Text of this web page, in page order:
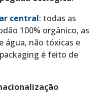
central: todas as
100% orgânico, as
água, não tóxicas e
é feito de